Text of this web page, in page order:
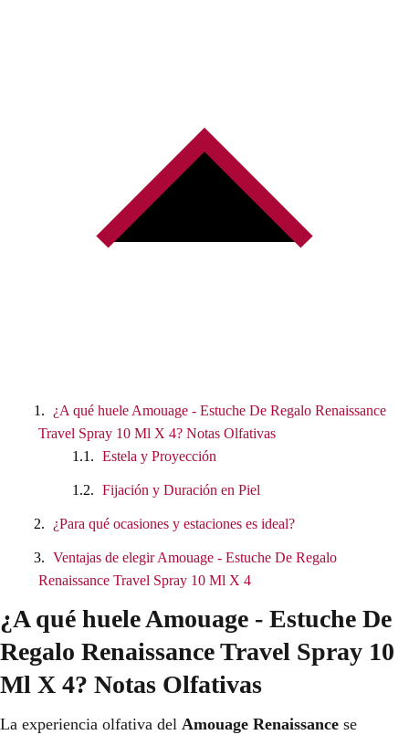
¿A qué huele Amouage - Estuche De Regalo Renaissance
Travel Spray 10 Ml X 4? Notas Olfativas
Estela y Proyección
Fijación y Duración en Piel
¿Para qué ocasiones y estaciones es ideal?
Ventajas de elegir Amouage - Estuche De Regalo
Renaissance Travel Spray 10 Ml X 4
¿A qué huele Amouage - Estuche De
Regalo Renaissance Travel Spray 10
Ml X 4? Notas Olfativas
La experiencia olfativa del Amouage Renaissance se